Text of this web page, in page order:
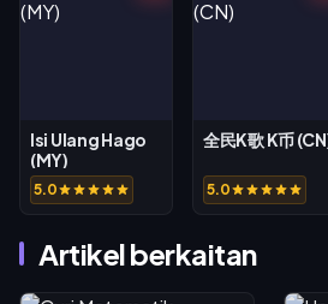
Isi Ulang Hago
(MY)
5.0
全民K歌 K币
5.0
Artikel berkaitan